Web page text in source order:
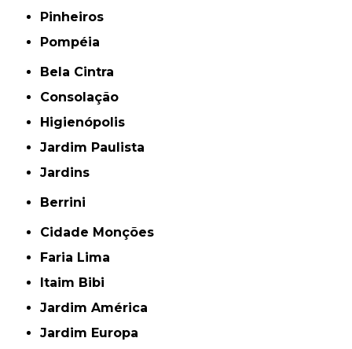
Pinheiros
Pompéia
Bela Cintra
Consolação
Higienópolis
Jardim Paulista
Jardins
Berrini
Cidade Monções
Faria Lima
Itaim Bibi
Jardim América
Jardim Europa